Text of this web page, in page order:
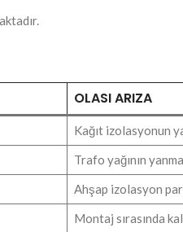
OLASI ARIZA
Kağıt izolasyonun
Trafo yağının
Ahşap izolasyon
Montaj sırasında